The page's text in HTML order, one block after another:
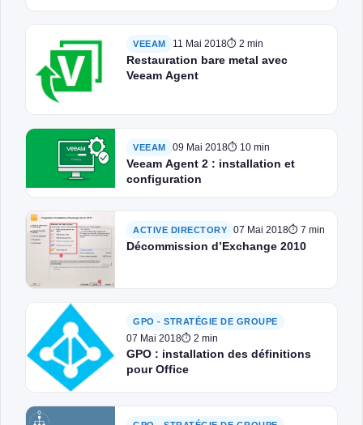
VEEAM 11 Mai 2018⏱ 2 min
Restauration bare metal avec
Veeam Agent
VEEAM 09 Mai 2018⏱ 10 min
Veeam Agent 2 : installation et
configuration
ACTIVE DIRECTORY 07 Mai 2018⏱ 7 min
Décommission d’Exchange 2010
GPO - STRATÉGIE DE GROUPE
07 Mai 2018⏱ 2 min
GPO : installation des définitions
pour Office